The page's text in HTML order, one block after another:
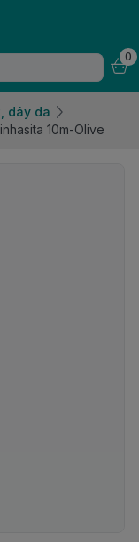
0
dây da
10m-Olive